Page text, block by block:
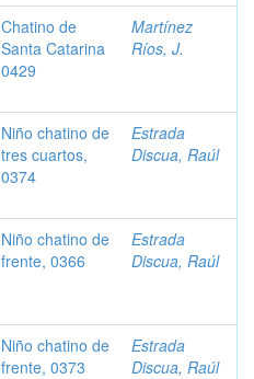
Chatino de
Santa Catarina
0429
Martínez
Ríos, J.
Niño chatino de
tres cuartos,
0374
Estrada
Discua, Raúl
Niño chatino de
frente, 0366
Estrada
Discua, Raúl
Niño chatino de
frente, 0373
Estrada
Discua, Raúl